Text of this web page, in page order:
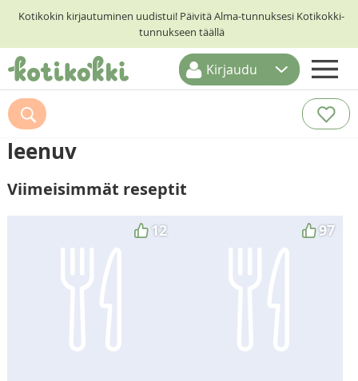
Kotikokin kirjautuminen uudistui! Päivitä Alma-tunnuksesi Kotikokki-
tunnukseen täällä
ETUSIVU
RESEPTIHAKU
RUOKATEEMAT
KESKUSTELUT
Kirjaudu
leenuv
Viimeisimmät reseptit
12 97